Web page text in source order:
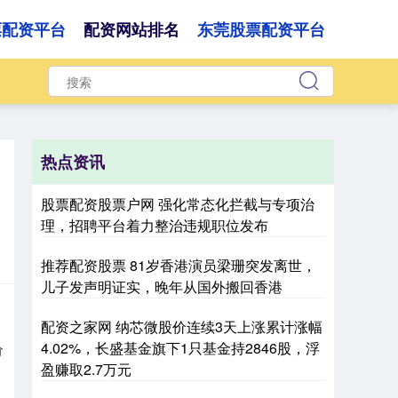
资平台 配资网站排名 东莞股票配资平台
热点资讯
股票配资股票户网 强化常态化拦截与专项治
理，招聘平台着力整治违规职位发布
推荐配资股票 81岁香港演员梁珊突发离世，
儿子发声明证实，晚年从国外搬回香港
配资之家网 纳芯微股价连续3天上涨累计涨幅
4.02%，长盛基金旗下1只基金持2846股，浮
盈赚取2.7万元